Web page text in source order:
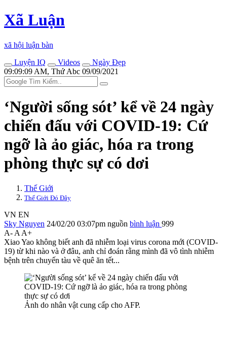
Xã Luận
xã hội luận bàn
Luyện IQ
Videos
Ngày Đẹp
09:09:09 AM, Thứ Abc 09/09/2021
‘Người sống sót’ kể về 24 ngày
chiến đấu với COVID-19: Cứ
ngỡ là ảo giác, hóa ra trong
phòng thực sự có dơi
Thế Giới
Thế Giới Đó Đây
VN EN
Sky Nguyen 24/02/20 03:07pm nguồn bình luận 999
A- A A+
Xiao Yao không biết anh đã nhiễm loại virus corona mới (COVID-
19) từ khi nào và ở đâu, anh chỉ đoán rằng mình đã vô tình nhiễm
bệnh trên chuyến tàu về quê ăn tết...
Ảnh do nhân vật cung cấp cho AFP.